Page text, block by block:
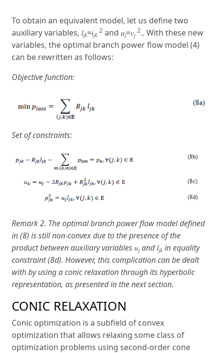
To obtain an equivalent model, let us define two
auxiliary variables, 𝑙𝑗𝑘=𝑖𝑗𝑘
2 and 𝑢𝑗=𝑣𝑗
2.. With these new
variables, the optimal branch power flow model (4)
can be rewritten as follows:
Objective function:
Set of constraints:
Remark 2. The optimal branch power flow model defined
in (8) is still non-convex due to the presence of the
product between auxiliary variables𝑢𝑗 and𝑙𝑗𝑘 in equality
constraint (8d). However, this complication can be dealt
with by using a conic relaxation through its hyperbolic
representation, as presented in the next section.
CONIC RELAXATION
Conic optimization is a subfield of convex
optimization that allows relaxing some class of
optimization problems using second-order cone